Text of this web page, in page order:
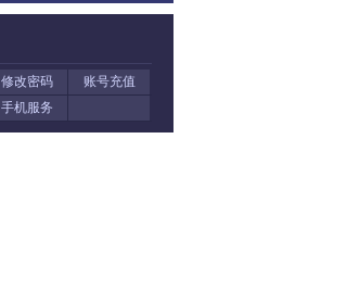
修改密码
账号充值
手机服务